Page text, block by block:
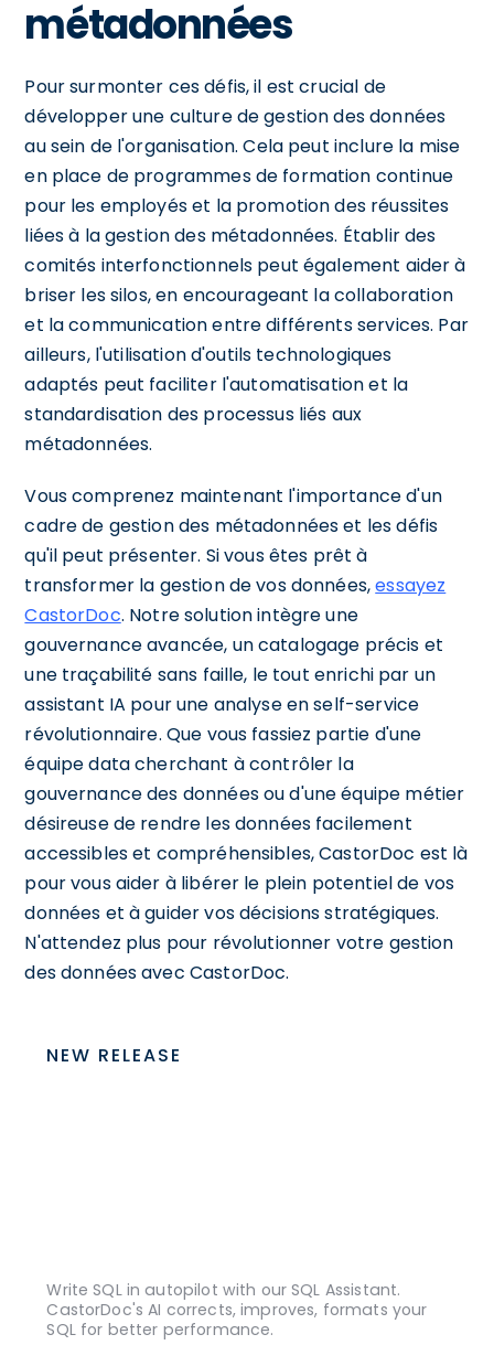
métadonnées
Pour surmonter ces défis, il est crucial de
développer une culture de gestion des données
au sein de l'organisation. Cela peut inclure la mise
en place de programmes de formation continue
pour les employés et la promotion des réussites
liées à la gestion des métadonnées. Établir des
comités interfonctionnels peut également aider à
briser les silos, en encourageant la collaboration
et la communication entre différents services. Par
ailleurs, l'utilisation d'outils technologiques
adaptés peut faciliter l'automatisation et la
standardisation des processus liés aux
métadonnées.
Vous comprenez maintenant l'importance d'un
cadre de gestion des métadonnées et les défis
qu'il peut présenter. Si vous êtes prêt à
transformer la gestion de vos données,essayez
CastorDoc. Notre solution intègre une
gouvernance avancée, un catalogage précis et
une traçabilité sans faille, le tout enrichi par un
assistant IA pour une analyse en self-service
révolutionnaire. Que vous fassiez partie d'une
équipe data cherchant à contrôler la
gouvernance des données ou d'une équipe métier
désireuse de rendre les données facilement
accessibles et compréhensibles, CastorDoc est là
pour vous aider à libérer le plein potentiel de vos
données et à guider vos décisions stratégiques.
N'attendez plus pour révolutionner votre gestion
des données avec CastorDoc.
NEW RELEASE
Write SQL in autopilot with our SQL Assistant.
CastorDoc's AI corrects, improves, formats your
SQL for better performance.